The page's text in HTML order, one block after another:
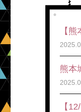
【
熊本
【